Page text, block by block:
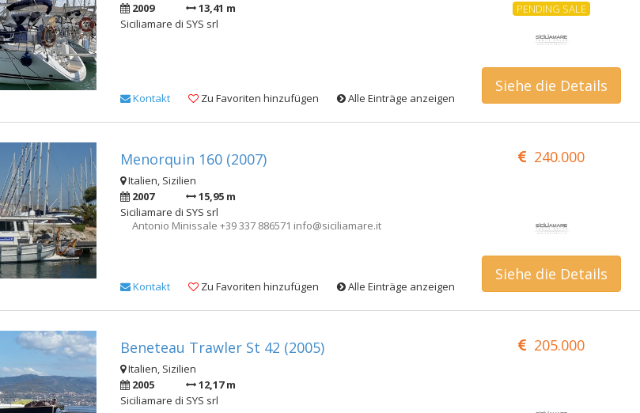
PENDING SALE
2009
13,41 m
Siciliamare di SYS srl
Kontakt Zu Favoriten hinzufügen Alle Einträge anzeigen
Siehe die Details
Menorquin 160 (2007) 240.000
Italien, Sizilien
2007
15,95 m
Siciliamare di SYS srl
Antonio Minissale +39 337 886571 info@siciliamare.it
Kontakt Zu Favoriten hinzufügen Alle Einträge anzeigen
Siehe die Details
Beneteau Trawler St 42 (2005) 205.000
Italien, Sizilien
2005
12,17 m
Siciliamare di SYS srl